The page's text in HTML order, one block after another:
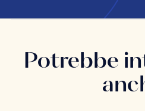
Potrebbe